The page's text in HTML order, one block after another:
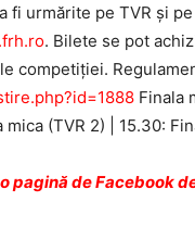
fi urmărite pe TVR și
. Bilete se pot
competiției.
Finala
mica (TVR 2) | 15.30:
pagină de Facebook